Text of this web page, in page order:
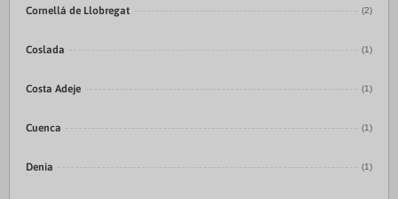
Cornellá de Llobregat (2)
Coslada (1)
Costa Adeje (1)
Cuenca (1)
Denia (1)